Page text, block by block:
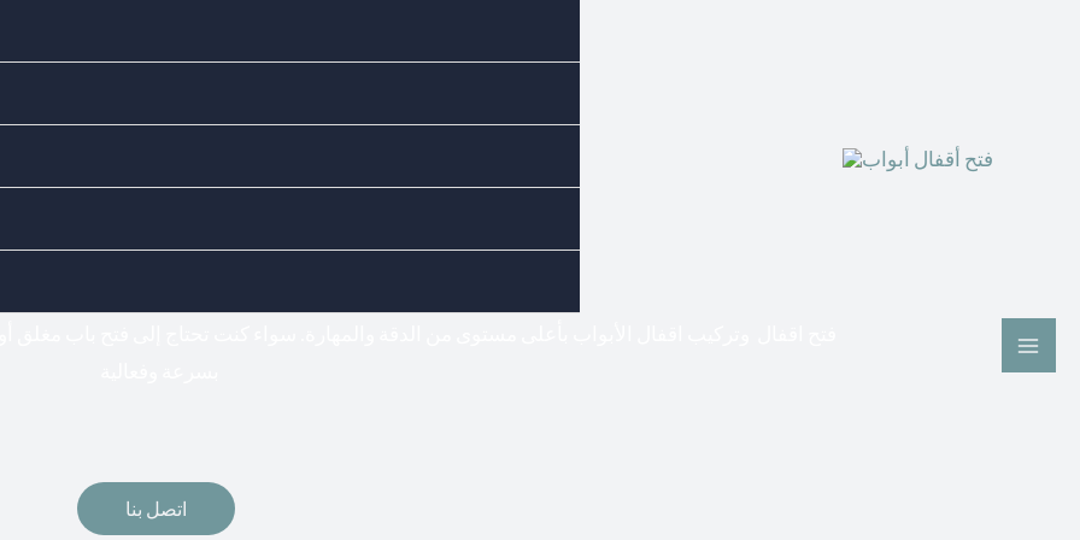
Doors Locks - اختيارك المناسب لفتح وتركيب جميع أنواع الأقفال
فتح اقفال وتركيب اقفال الأبواب بأعلى مستوى من الدقة والمهارة. سواء كنت تحتاج إلى فتح باب مغلق
اتصل بنا